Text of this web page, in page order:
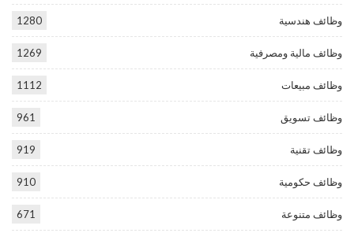
وظائف هندسية 1280
وظائف مالية ومصرفية 1269
وظائف مبيعات 1112
وظائف تسويق 961
وظائف تقنية 919
وظائف حكومية 910
وظائف متنوعة 671